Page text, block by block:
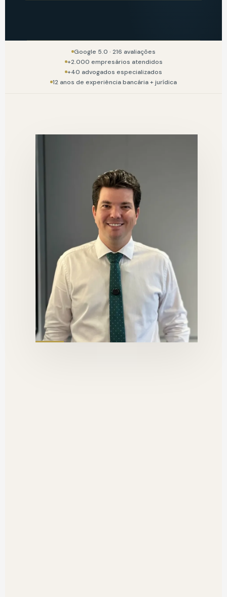
Google 5.0 · 216 avaliações
+2.000 empresários atendidos
+40 advogados especializados
12 anos de experiência bancária + jurídica